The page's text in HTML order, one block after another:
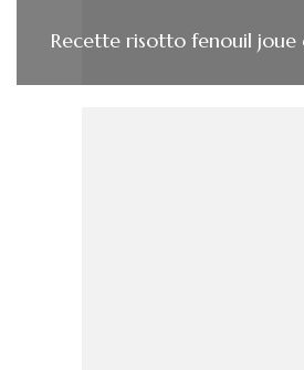
Recette risotto fenouil